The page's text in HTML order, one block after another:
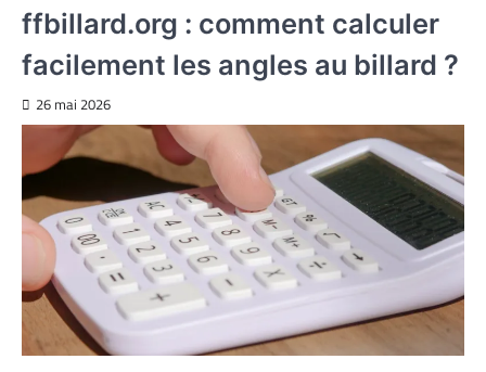
ffbillard.org : comment calculer
facilement les angles au billard ?
26 mai 2026